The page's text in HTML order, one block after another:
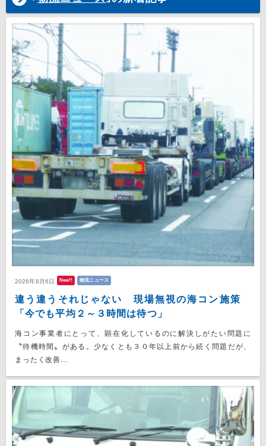
2026年8月6日 New!! 物流ニュース
違う違うそれじゃない 現場無視の海コン施策
「今でも平均２～３時間は待つ」
海コン事業者にとって、顕在化しているのに解決しがたい問題に
〝待機時間〟がある。少なくとも３０年以上前から続く問題だが、
まったく改善...